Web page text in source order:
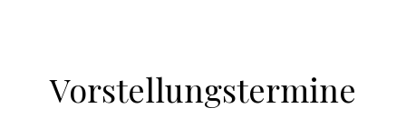
Vorstellungstermine